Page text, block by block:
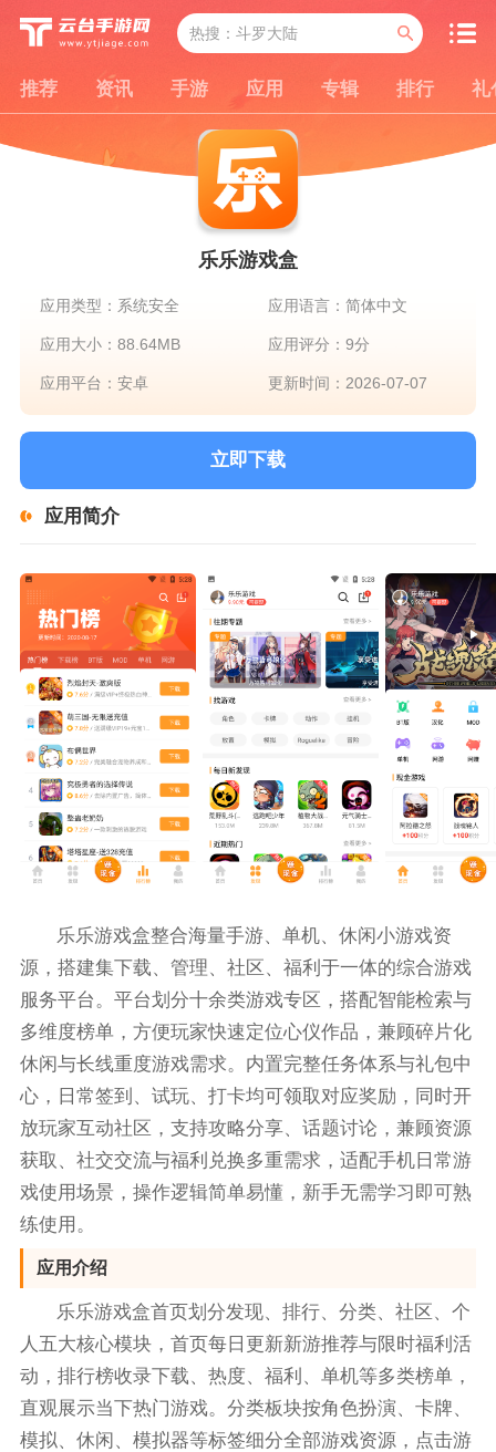
推荐 资讯 手游 应用 专辑 排行 礼
乐乐游戏盒
应用类型：系统安全 应用语言：简体中文
应用大小：88.64MB 应用评分：9分
应用平台：安卓 更新时间：2026-07-07
立即下载
应用简介
乐乐游戏盒整合海量手游、单机、休闲小游戏资
源，搭建集下载、管理、社区、福利于一体的综合游戏
服务平台。平台划分十余类游戏专区，搭配智能检索与
多维度榜单，方便玩家快速定位心仪作品，兼顾碎片化
休闲与长线重度游戏需求。内置完整任务体系与礼包中
心，日常签到、试玩、打卡均可领取对应奖励，同时开
放玩家互动社区，支持攻略分享、话题讨论，兼顾资源
获取、社交交流与福利兑换多重需求，适配手机日常游
戏使用场景，操作逻辑简单易懂，新手无需学习即可熟
练使用。
应用介绍
乐乐游戏盒首页划分发现、排行、分类、社区、个
人五大核心模块，首页每日更新新游推荐与限时福利活
动，排行榜收录下载、热度、福利、单机等多类榜单，
直观展示当下热门游戏。分类板块按角色扮演、卡牌、
模拟、休闲、模拟器等标签细分全部游戏资源，点击游